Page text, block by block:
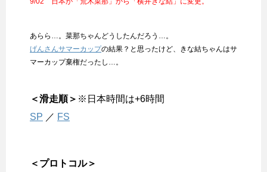
あらら…。菜那ちゃんどうしたんだろう…。
げんさんサマーカップの結果？と思ったけど、きな結ちゃんはサ
マーカップ棄権だったし…。
＜滑走順＞ ※日本時間は+6時間
SP ／ FS
＜プロトコル＞